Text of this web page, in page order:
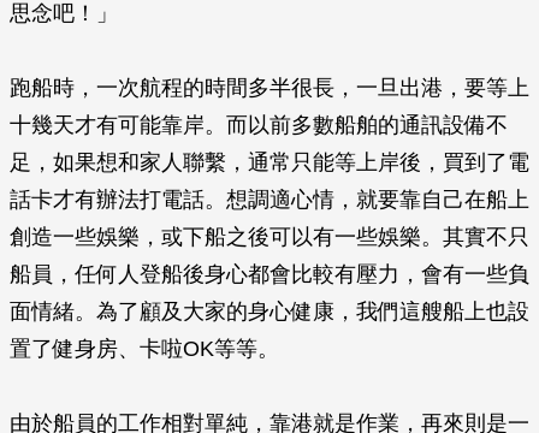
思念吧！」
跑船時，一次航程的時間多半很長，一旦出港，要等上
十幾天才有可能靠岸。而以前多數船舶的通訊設備不
足，如果想和家人聯繫，通常只能等上岸後，買到了電
話卡才有辦法打電話。想調適心情，就要靠自己在船上
創造一些娛樂，或下船之後可以有一些娛樂。其實不只
船員，任何人登船後身心都會比較有壓力，會有一些負
面情緒。為了顧及大家的身心健康，我們這艘船上也設
置了健身房、卡啦OK等等。
由於船員的工作相對單純，靠港就是作業，再來則是一